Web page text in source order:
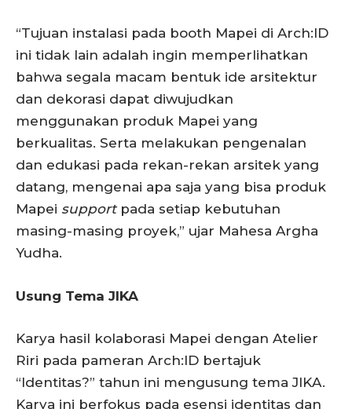
“Tujuan instalasi pada booth Mapei di Arch:ID
ini tidak lain adalah ingin memperlihatkan
bahwa segala macam bentuk ide arsitektur
dan dekorasi dapat diwujudkan
menggunakan produk Mapei yang
berkualitas. Serta melakukan pengenalan
dan edukasi pada rekan-rekan arsitek yang
datang, mengenai apa saja yang bisa produk
Mapei supportpada setiap kebutuhan
masing-masing proyek,” ujar Mahesa Argha
Yudha.
Usung Tema JIKA
Karya hasil kolaborasi Mapei dengan Atelier
Riri pada pameran Arch:ID bertajuk
“Identitas?” tahun ini mengusung tema JIKA.
Karya ini berfokus pada esensi identitas dan